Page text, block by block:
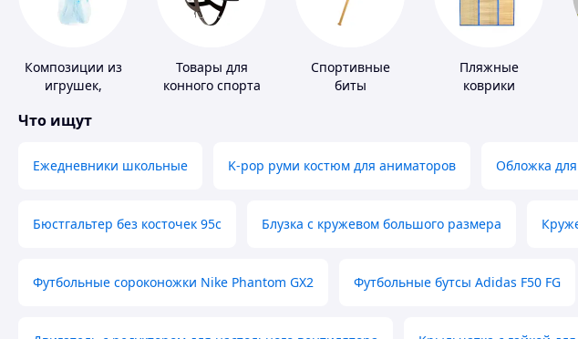
Композиции из
игрушек,
подгузников
Товары для
конного спорта
Спортивные
биты
Пляжные
коврики
Что ищут
Ежедневники школьные K-pop руми костюм для аниматоров Обложка
Бюстгальтер без косточек 95с Блузка с кружевом большого размера
Футбольные сороконожки Nike Phantom GX2 Футбольные бутсы Adidas F50 FG